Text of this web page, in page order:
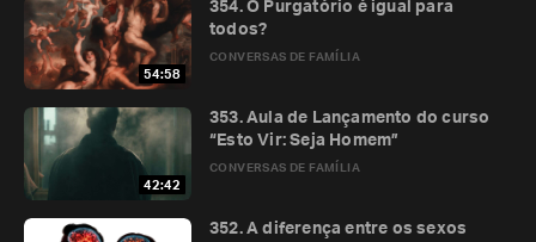
54:58
CONVERSAS DE FAMÍLIA
354. O Purgatório é igual para
todos?
42:42
CONVERSAS DE FAMÍLIA
353. Aula de Lançamento do curso
“Esto Vir: Seja Homem”
352. A diferença entre os sexos